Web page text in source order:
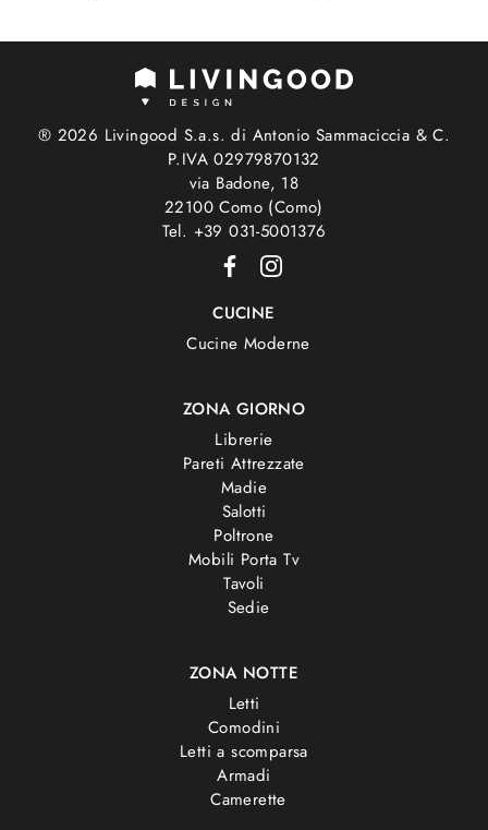
® 2026 Livingood S.a.s. di Antonio Sammaciccia & C.
P.IVA 02979870132
via Badone, 18
22100 Como (Como)
Tel. +39 031-5001376
CUCINE
Cucine Moderne
ZONA GIORNO
Librerie
Pareti Attrezzate
Madie
Salotti
Poltrone
Mobili Porta Tv
Tavoli
Sedie
ZONA NOTTE
Letti
Comodini
Letti a scomparsa
Armadi
Camerette